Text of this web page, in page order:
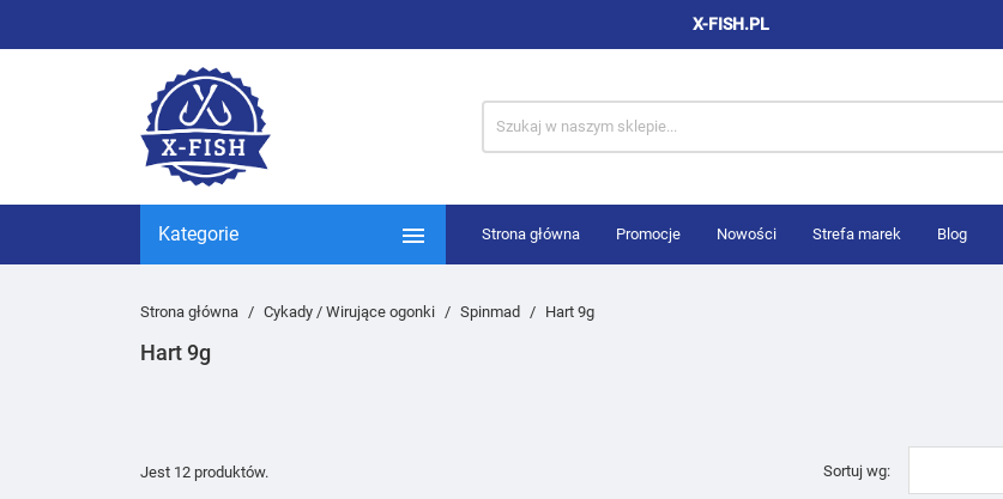
X-FISH.PL
Kategorie  Strona główna Promocje Nowości Strefa marek Blog
Strona główna Cykady / Wirujące ogonki Spinmad Hart 9g
Hart 9g
Jest 12 produktów. Sortuj wg: